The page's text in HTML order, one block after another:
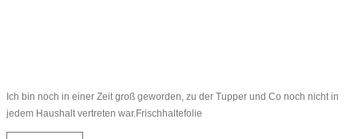
Ich bin noch in einer Zeit groß geworden, zu der Tupper und Co noch nicht in
jedem Haushalt vertreten war.Frischhaltefolie